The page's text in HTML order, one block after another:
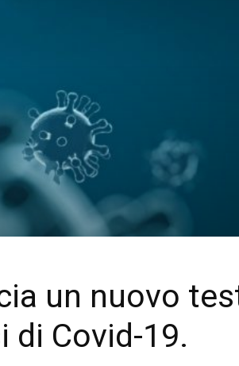
un nuovo
di Covid-19.